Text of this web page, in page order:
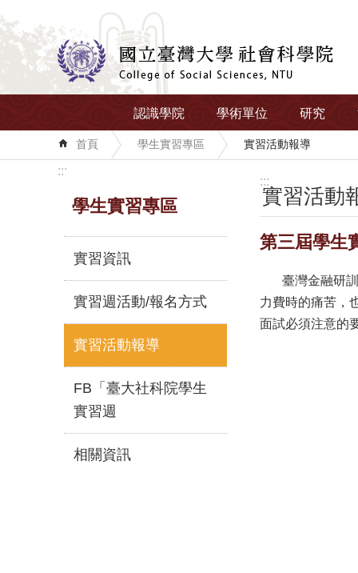
跳到主要內容區塊
認識學院 學術單位 研究
首頁 學生實習專區 實習活動報導
:::
學生實習專區
實習資訊
實習週活動/報名方式
實習活動報導
FB「臺大社科院學生
實習週
相關資訊
:::
實習活動
第三屆學生
臺灣金融研訓
力費時的痛苦，
面試必須注意的